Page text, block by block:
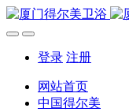
登录 注册
网站首页
中国得尔美